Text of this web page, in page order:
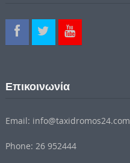
Επικοινωνία
Email: info@taxidromos24.com
Phone: 26 952444